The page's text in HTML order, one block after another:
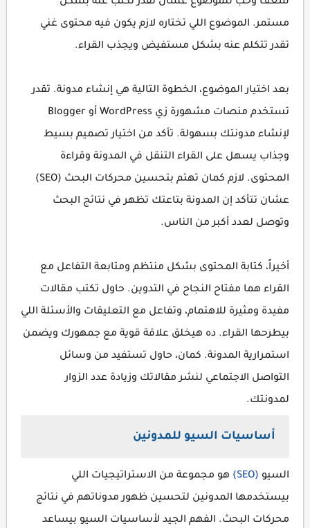
مستمر. الموضوع اللي تختاره لازم يكون فيه محتوى غني
تقدر تتكلم عنه بشكل مستفيض ويجذب القراء.
بعد اختيار الموضوع، الخطوة التالية هي إنشاء مدونة. تقدر
تستخدم منصات مشهورة زي WordPress أو Blogger
لإنشاء مدونتك بسهولة. تأكد من اختيار تصميم بسيط
وجذاب يسهل على القراء التنقل في المدونة وقراءة
المحتوى. لازم كمان تهتم بتحسين محركات البحث (SEO)
عشان تتأكد إن المدونة بتاعتك تظهر في نتائج البحث
وتوصل لعدد أكبر من الناس.
أخيراً، كتابة المحتوى بشكل منتظم ومتابعة التفاعل مع
القراء هما مفتاح النجاح في التدوين. حاول تكتب مقالات
مفيدة ومثيرة للاهتمام، وتفاعل مع التعليقات والأسئلة اللي
بيطرحها القراء. ده هيخلق علاقة قوية مع جمهورك ويضمن
استمرارية المدونة. كمان، حاول تستفيد من وسائل
التواصل الاجتماعي لنشر مقالاتك وزيادة عدد الزوار
لمدونتك.
أساسيات السيو للمدونين
السيو (SEO)
هو مجموعة من الاستراتيجيات اللي
بيستخدمها المدونين لتحسين ظهور مدوناتهم في نتائج
محركات البحث. الفهم الجيد لأساسيات السيو بيساعد